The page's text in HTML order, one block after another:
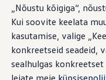
„Nõustu kõigiga“,
Kui soovite keelata
kasutamise, valige
konkreetseid seadeid,
sealhulgas
leiate meie
Golf
Tiguan
Passat
Tayron
Touareg
Ära iial ütle iial
ID. teadmised
Marsruudikava, sõiduki
abiline ühendab
mobiilsed